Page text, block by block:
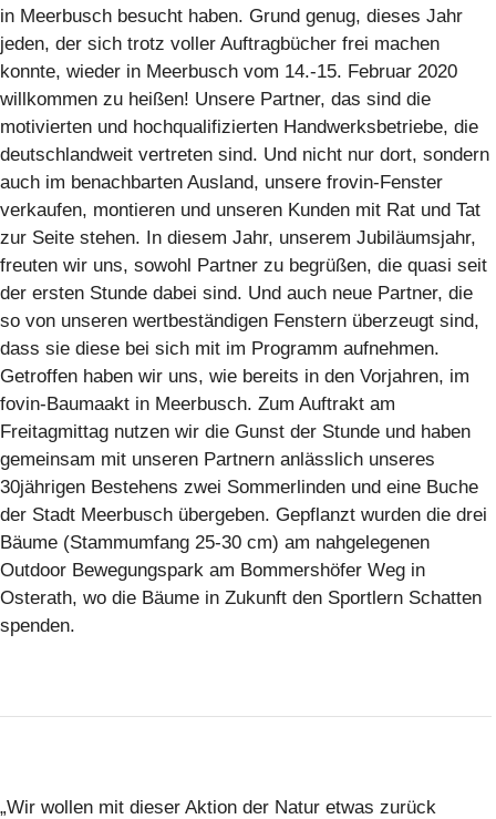
in Meerbusch besucht haben. Grund genug, dieses Jahr
jeden, der sich trotz voller Auftragbücher frei machen
konnte, wieder in Meerbusch vom 14.-15. Februar 2020
willkommen zu heißen! Unsere Partner, das sind die
motivierten und hochqualifizierten Handwerksbetriebe, die
deutschlandweit vertreten sind. Und nicht nur dort, sondern
auch im benachbarten Ausland, unsere frovin-Fenster
verkaufen, montieren und unseren Kunden mit Rat und Tat
zur Seite stehen. In diesem Jahr, unserem Jubiläumsjahr,
freuten wir uns, sowohl Partner zu begrüßen, die quasi seit
der ersten Stunde dabei sind. Und auch neue Partner, die
so von unseren wertbeständigen Fenstern überzeugt sind,
dass sie diese bei sich mit im Programm aufnehmen.
Getroffen haben wir uns, wie bereits in den Vorjahren, im
fovin-Baumaakt in Meerbusch. Zum Auftrakt am
Freitagmittag nutzen wir die Gunst der Stunde und haben
gemeinsam mit unseren Partnern anlässlich unseres
30jährigen Bestehens zwei Sommerlinden und eine Buche
der Stadt Meerbusch übergeben. Gepflanzt wurden die drei
Bäume (Stammumfang 25-30 cm) am nahgelegenen
Outdoor Bewegungspark am Bommershöfer Weg in
Osterath, wo die Bäume in Zukunft den Sportlern Schatten
spenden.
„Wir wollen mit dieser Aktion der Natur etwas zurück